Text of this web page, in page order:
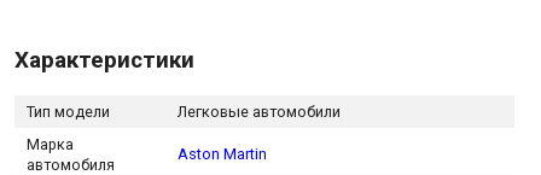
Характеристики
Тип модели
Легковые автомобили
Марка
автомобиля
Aston Martin